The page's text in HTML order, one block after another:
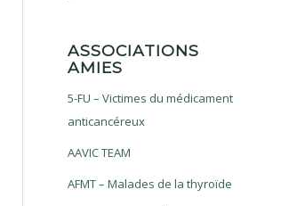
ASSOCIATIONS
AMIES
5-FU – Victimes du médicament
anticancéreux
AAVIC TEAM
AFMT – Malades de la thyroïde